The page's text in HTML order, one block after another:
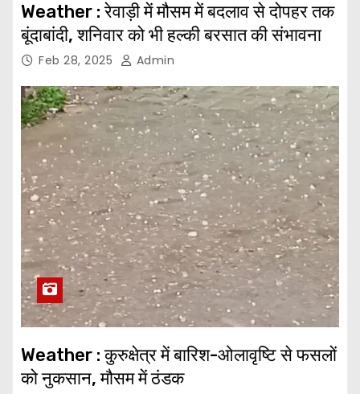
Weather : रेवाड़ी में मौसम में बदलाव से दोपहर तक
बूंदाबांदी, शनिवार को भी हल्की बरसात की संभावना
Feb 28, 2025 Admin
Weather : कुरुक्षेत्र में बारिश-ओलावृष्टि से फसलों
को नुकसान, मौसम में ठंडक